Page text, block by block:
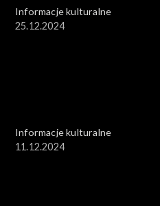
Informacje kulturalne
25.12.2024
Informacje kulturalne
11.12.2024